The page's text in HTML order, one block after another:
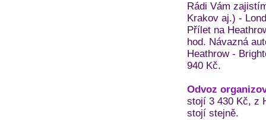
Rádi Vám
Krakov aj.) -
Přílet na
hod. Návazná
Heathrow -
940 Kč.
Odvoz
stojí 3 430 Kč, z
stojí stejně.